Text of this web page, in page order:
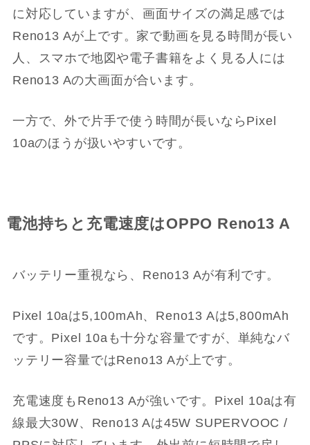
に対応していますが、画面サイズの満足感では
Reno13 Aが上です。家で動画を見る時間が長い
人、スマホで地図や電子書籍をよく見る人には
Reno13 Aの大画面が合います。
一方で、外で片手で使う時間が長いならPixel
10aのほうが扱いやすいです。
電池持ちと充電速度はOPPO Reno13 A
バッテリー重視なら、Reno13 Aが有利です。
Pixel 10aは5,100mAh、Reno13 Aは5,800mAh
です。Pixel 10aも十分な容量ですが、単純なバ
ッテリー容量ではReno13 Aが上です。
充電速度もReno13 Aが強いです。Pixel 10aは有
線最大30W、Reno13 Aは45W SUPERVOOC /